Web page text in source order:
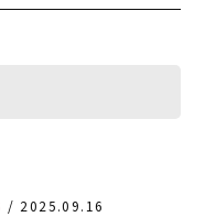
2025.09.16